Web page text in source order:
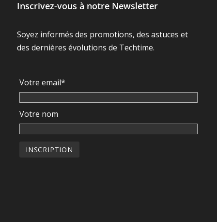
Inscrivez-vous à notre Newsletter
Soyez informés des promotions, des astuces et
des dernières évolutions de Techtime.
Votre email*
Votre nom